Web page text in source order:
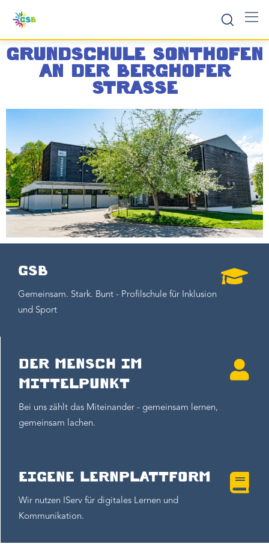
GRUNDSCHULE SONTHOFEN
AN DER BERGHOFER
STRASSE
GSB
Gemeinsam. Stark. Bunt - Profilschule für Inklusion
und Sport
DER MENSCH IM
MITTELPUNKT
Bei uns zählt das Miteinander - gemeinsam lernen,
gemeinsam lachen.
EIGENE LERNPLATTFORM
Wir nutzen IServ für digitales Lernen und
Kommunikation.